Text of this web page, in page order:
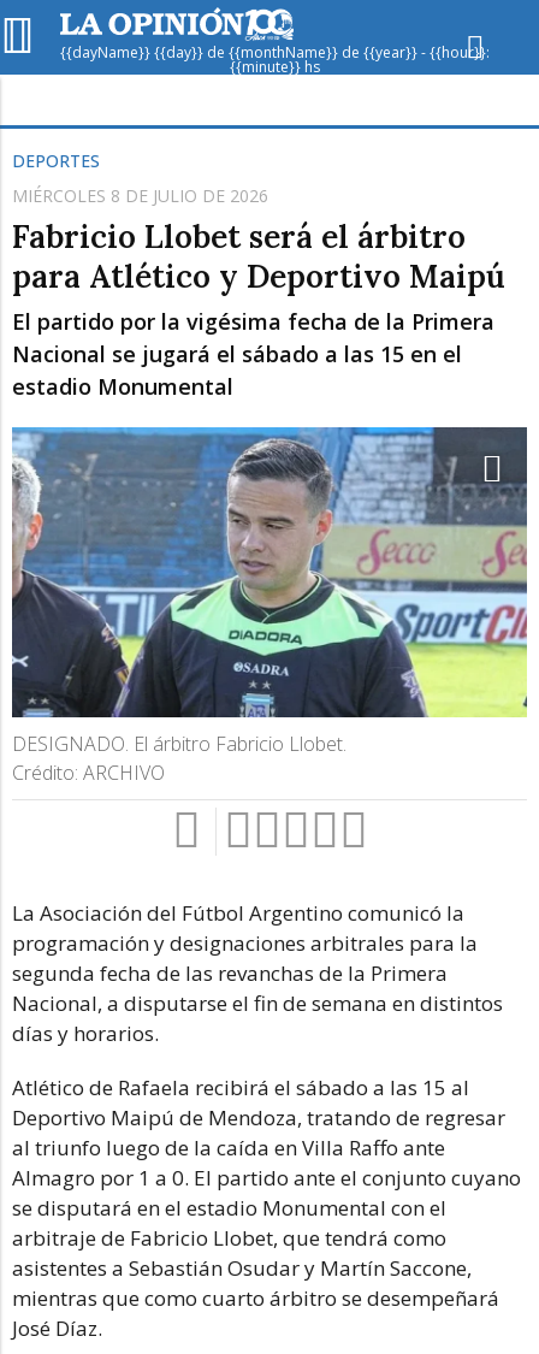
{{dayName}} {{day}} de {{monthName}} de {{year}} - {{hour}}:
{{minute}} hs
Humedad
Presión
Dom Lun Mar
DEPORTES
MIÉRCOLES 8 DE JULIO DE 2026
Fabricio Llobet será el árbitro
para Atlético y Deportivo Maipú
El partido por la vigésima fecha de la Primera
Nacional se jugará el sábado a las 15 en el
estadio Monumental
DESIGNADO. El árbitro Fabricio Llobet.
Crédito: ARCHIVO
La Asociación del Fútbol Argentino comunicó la
programación y designaciones arbitrales para la
segunda fecha de las revanchas de la Primera
Nacional, a disputarse el fin de semana en distintos
días y horarios.
Atlético de Rafaela recibirá el sábado a las 15 al
Deportivo Maipú de Mendoza, tratando de regresar
al triunfo luego de la caída en Villa Raffo ante
Almagro por 1 a 0. El partido ante el conjunto cuyano
se disputará en el estadio Monumental con el
arbitraje de Fabricio Llobet, que tendrá como
asistentes a Sebastián Osudar y Martín Saccone,
mientras que como cuarto árbitro se desempeñará
José Díaz.